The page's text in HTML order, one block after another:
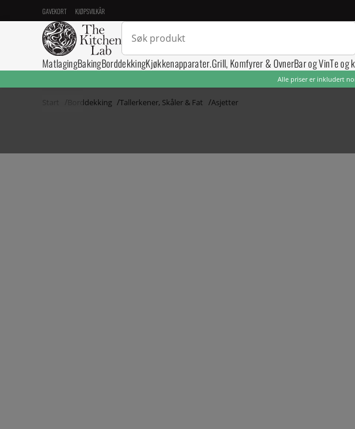
GAVEKORT KJØPSVILKÅR
MatlagingBakingBorddekkingKjøkkenapparater.Grill, Komfyrer & OvnerBar og VinTe og
Alle priser er inkludert
Start Borddekking Tallerkener, Skåler & Fat Asjetter